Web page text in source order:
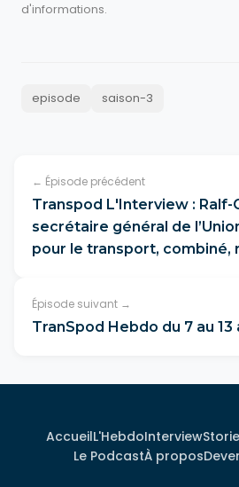
d'informations.
episode saison-3
← Épisode précédent
Transpod L'Interview : Ralf-
secrétaire général de
pour le transport, combiné,
Épisode suivant →
TranSpod Hebdo du 7 au 13
AccueilL'HebdoInterview
Le PodcastÀ propos